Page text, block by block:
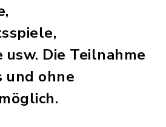
Die Teilnahme
und ohne